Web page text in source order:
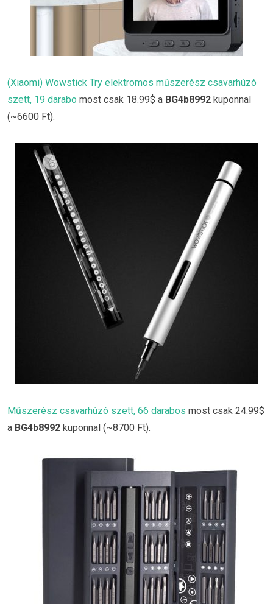
(Xiaomi) Wowstick Try elektromos műszerész csavarhúzó
szett, 19 darabo most csak 18.99$ a BG4b8992 kuponnal
(~6600 Ft).
Műszerész csavarhúzó szett, 66 darabos most csak 24.99$
a BG4b8992 kuponnal (~8700 Ft).